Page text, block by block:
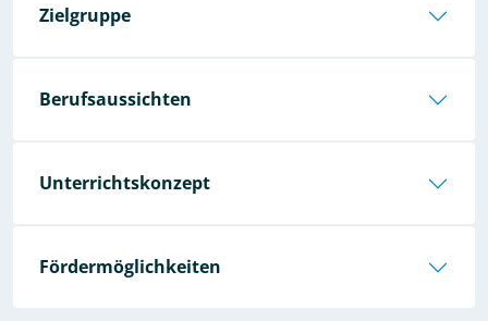
Zielgruppe
Berufsaussichten
Unterrichtskonzept
Fördermöglichkeiten